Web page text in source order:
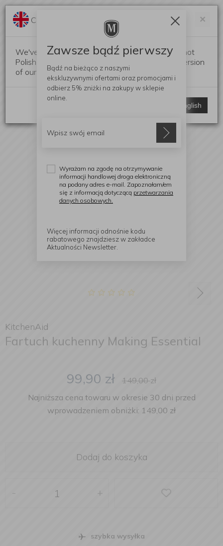
KitchenAid
Fartuch kuchenny Making Essential
99,90 zł 149,00zł
Najniższa cena towaru w okresie 30 dni przed
wprowadzeniem obniżki: 149,00 zł
Dodaj do koszyka
- +
szybka wysyłka
×
Change language?
We've detected that your browser language is not
Polish. Would you like to switch to the English version
of our website?
Switch to English
Zawsze bądź pierwszy
Bądź na bieżąco z naszymi
ekskluzywnymi ofertami oraz promocjami i
odbierz 5% zniżki na zakupy w sklepie
online.
Wyrażam na zgodę na otrzymywanie
informacji handlowej droga elektroniczną
na podany adres e-mail. Zapoznałam/em
się z informacją dotyczącą przetwarzania
danych osobowych.
Więcej informacji odnośnie kodu
rabatowego znajdziesz w zakładce
Aktualności Newsletter.